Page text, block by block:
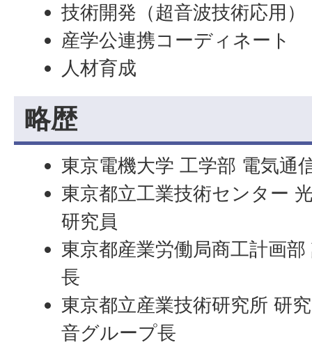
技術開発（超音波技術応用）
産学公連携コーディネート
人材育成
略歴
東京電機大学 工学部 電気通
東京都立工業技術センター
研究員
東京都産業労働局商工計画
長
東京都立産業技術研究所 研
音グループ長